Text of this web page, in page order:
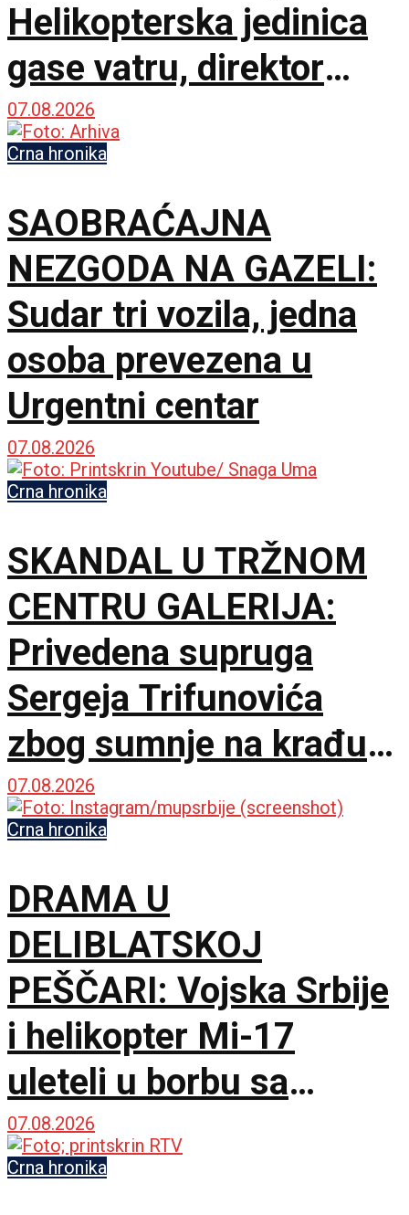
Helikopterska jedinica
gase vatru, direktor
policije obišao požarište
07.08.2026
Crna hronika
SAOBRAĆAJNA
NEZGODA NA GAZELI:
Sudar tri vozila, jedna
osoba prevezena u
Urgentni centar
07.08.2026
Crna hronika
SKANDAL U TRŽNOM
CENTRU GALERIJA:
Privedena supruga
Sergeja Trifunovića
zbog sumnje na krađu u
Zari
07.08.2026
Crna hronika
DRAMA U
DELIBLATSKOJ
PEŠČARI: Vojska Srbije
i helikopter Mi-17
uleteli u borbu sa
vatrenom stihijom
07.08.2026
Crna hronika